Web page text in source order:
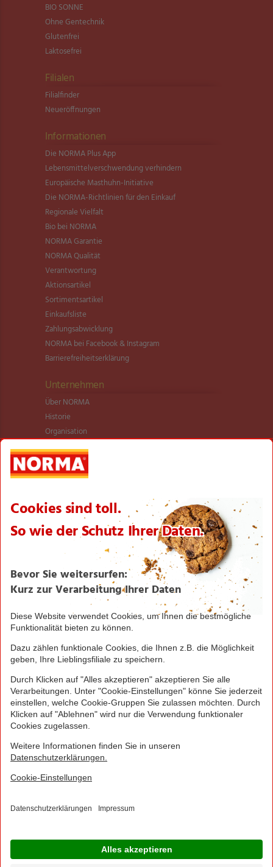
BIO SONNE
Ohne Gentechnik
Glutenfrei
Laktosefrei
Filialen
Filialfinder
Neueröffnungen
Informationen
Die NORMA Plus App
Lebensmittel­verschwendung verhindern
Europäische Masthuhn-Initiative
Die NORMA-Richtlinien für den Einkauf
Regionale Vielfalt
Bio bei NORMA
NORMA Garantie
NORMA Qualität
Verantwortung
Aktionsartikel
Sortimentsartikel
Einkaufsliste
Zahlungsabwicklung
NORMA bei Facebook & Instagram
Barrierefreiheitserklärung
Unternehmen
Über NORMA
Historie
Organisation
International
Logistik
Filialnetz
Karriere
Verantwortung/CSR
NORMA News
Seite drucken
Nach oben
Greifen Sie schnell zu! Alle angegebenen Preise in
Irrtümer durch Schreib-, Programmier- und
Datenübertragungsfehler sind vorbehalten.
© 2016 - 2026 NORMA Lebensmittelfilialbetrieb
Stiftung & Co. KG
Sitemap Kontakt
Barrierefreiheitserklärung Compliance
Jetzt Ihre NORMA Filiale auswählen und noch
mehr Angebote entdecken!
Geben Sie über "Meine Filiale" Ihre PLZ ein und sehen Sie alle Angebote aus Ihrer